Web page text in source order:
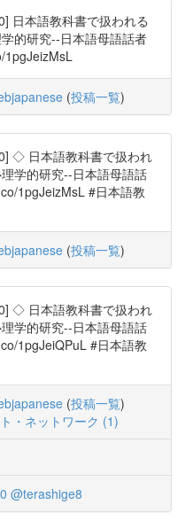
日本語教科書で扱われる
的研究--日本語母語話者
1pgJeizMsL
(投稿一覧)
◇ 日本語教科書で扱われ
学的研究--日本語母語話
1pgJeizMsL #日本語教
(投稿一覧)
◇ 日本語教科書で扱われ
学的研究--日本語母語話
1pgJeiQPuL #日本語教
(投稿一覧)
・ネットワーク (1)
@terashige8